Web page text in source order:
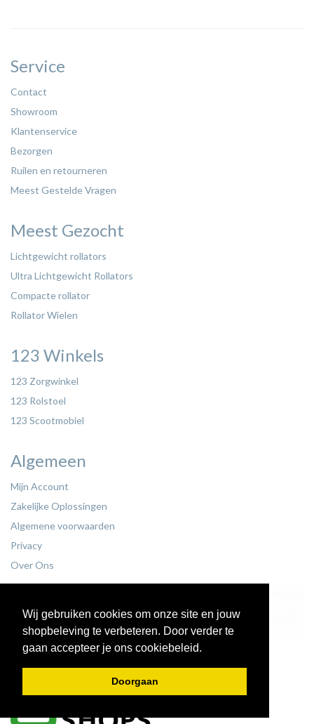
Wij gebruiken cookies om onze site en jouw
shopbeleving te verbeteren. Door verder te
gaan accepteer je ons cookiebeleid.
Doorgaan
Service
Contact
Showroom
Klantenservice
Bezorgen
Ruilen en retourneren
Meest Gestelde Vragen
Meest Gezocht
Lichtgewicht rollators
Ultra Lichtgewicht Rollators
Compacte rollator
Rollator Wielen
123 Winkels
123 Zorgwinkel
123 Rolstoel
123 Scootmobiel
Algemeen
Mijn Account
Zakelijke Oplossingen
Algemene voorwaarden
Privacy
Over Ons